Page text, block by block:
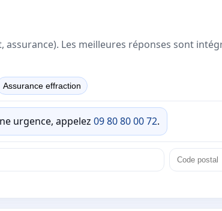
Les meilleures réponses sont
Assurance effraction
urgence, appelez 09 80 80 00 72.